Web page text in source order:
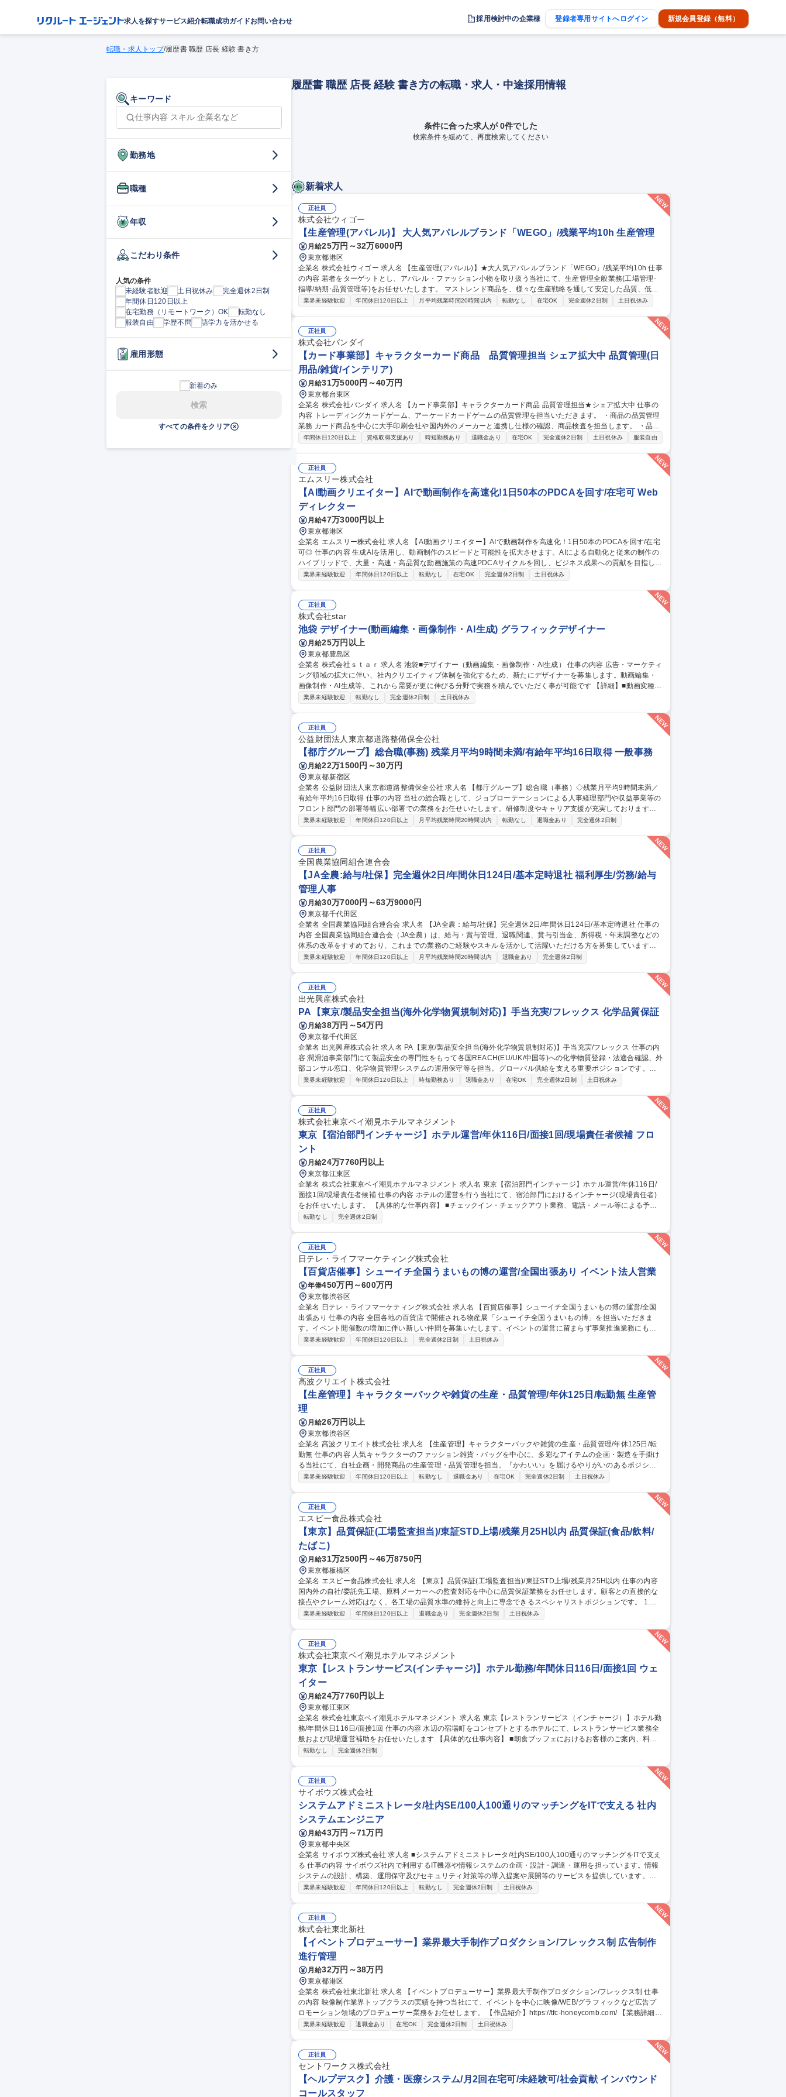
求人を探すサービス紹介転職成功ガイドお問い合わせ 採用検討中の企業様 登録者専用サイトへログイン 新規会員登録（無料）
転職・求人トップ/履歴書 職歴 店長 経験 書き方
キーワード
勤務地
職種
年収
こだわり条件
人気の条件
未経験者歓迎
土日祝休み
完全週休2日制
年間休日120日以上
在宅勤務（リモートワーク）OK
転勤なし
服装自由
学歴不問 語学力を活かせる
雇用形態
新着のみ
検索
すべての条件をクリア
履歴書 職歴 店長 経験 書き方の転職・求人・中途採用情報
条件に合った求人が 0件でした
検索条件を緩めて、再度検索してください
新着求人
正社員
株式会社ウィゴー
【生産管理(アパレル)】 大人気アパレルブランド「WEGO」/残業平均10h 生産管理
月給25万円～32万6000円
東京都港区
企業名 株式会社ウィゴー 求人名 【生産管理(アパレル)】★大人気アパレルブランド「WEGO」/残業平均10h 仕事
の内容 若者をターゲットとし、アパレル・ファッション小物を取り扱う当社にて、生産管理全般業務(工場管理･
指導/納期･品質管理等)をお任せいたします。 マストレンド商品を、様々な生産戦略を通して安定した品質、低コ
ストで供給出来る生産体制を構築する事が当ポジションのミッションとなります。工場管理は本社にて電話やWE
ド「WEGO」/残業平均10h
業界未経験歓迎 年間休日120日以上 月平均残業時間20時間以内 転勤なし 在宅OK 完全週休2日制 土日祝休み
正社員
株式会社バンダイ
【カード事業部】キャラクターカード商品 品質管理担当 シェア拡大中 品質管理(日
用品/雑貨/インテリア)
月給31万5000円～40万円
東京都台東区
企業名 株式会社バンダイ 求人名 【カード事業部】キャラクターカード商品 品質管理担当★シェア拡大中 仕事の
内容 トレーディングカードゲーム、アーケードカードゲームの品質管理を担当いただきます。 ・商品の品質管理
業務 カード商品を中心に大手印刷会社や国内外のメーカーと連携し仕様の確認、商品検査を担当します。 ・品質
向上、持続性向上に向けた各種取組み 募集職種 【カード事業部】キャラクターカード商品 品質管理担当★シェア
年間休日120日以上 資格取得支援あり 時短勤務あり 退職金あり 在宅OK 完全週休2日制 土日祝休み 服装自由
正社員
エムスリー株式会社
【AI動画クリエイター】AIで動画制作を高速化!1日50本のPDCAを回す/在宅可 Web
ディレクター
月給47万3000円以上
東京都港区
企業名 エムスリー株式会社 求人名 【AI動画クリエイター】AIで動画制作を高速化！1日50本のPDCAを回す/在宅
可◎ 仕事の内容 生成AIを活用し、動画制作のスピードと可能性を拡大させます。AIによる自動化と従来の制作の
ハイブリッドで、大量・高速・高品質な動画施策の高速PDCAサイクルを回し、ビジネス成果への貢献を目指しま
す。 AIエージェントに定型作業を任せ、「何を・なぜ作るか」の判断と企画に集中する新しい制作スタイルを担
た動画コンテンツ企画・制作・効果検証 ■AIによるシナリオ・クリップ・音声・字幕の生成や制作管理 ※1日50本
規模の体制を構築し、仮説検証と改善を行います。 募集職種 【AI動画クリエイター】AIで動画制作を高速化！1
日50本のPDCAを回す/在宅可◎
業界未経験歓迎 年間休日120日以上 転勤なし 在宅OK 完全週休2日制 土日祝休み
正社員
株式会社star
池袋 デザイナー(動画編集・画像制作・AI生成) グラフィックデザイナー
月給25万円以上
東京都豊島区
企業名 株式会社ｓｔａｒ 求人名 池袋■デザイナー（動画編集・画像制作・AI生成） 仕事の内容 広告・マーケティ
ング領域の拡大に伴い、社内クリエイティブ体制を強化するため、新たにデザイナーを募集します。動画編集・
画像制作・AI生成等、これから需要が更に伸びる分野で実務を積んでいただく事が可能です 【詳細】■動画変種：
広告動画の編集（SNS・Web広告向け）、カット編集・テロップ挿入・構成調整、納品フォーマットへの書き出
ビジュアル制作、プロンプト設計、生成素材の調整・ブラッシュアップ [業務内容の変更の範囲：当社業務全般]
募集職種 池袋■デザイナー（動画編集・画像制作・AI生成）
業界未経験歓迎 転勤なし 完全週休2日制 土日祝休み
正社員
公益財団法人東京都道路整備保全公社
【都庁グループ】総合職(事務) 残業月平均9時間未満/有給年平均16日取得 一般事務
月給22万1500円～30万円
東京都新宿区
企業名 公益財団法人東京都道路整備保全公社 求人名 【都庁グループ】総合職（事務）◇残業月平均9時間未満／
有給年平均16日取得 仕事の内容 当社の総合職として、ジョブローテーションによる人事経理部門や収益事業等の
フロント部門の部署等幅広い部署での業務をお任せいたします。研修制度やキャリア支援が充実しております！
※下記業務詳細 【業務詳細】■管理部門：広報、人事、経理など当公社の運営に係る管理業務 ■収益部門：駐車場
幹線道路や木造住宅密集地域の特定整備路線の用地取得、道路に関する普及啓発事業、都内の道路施設や道路工
事現場の見学ツアー事業 ※入社後は上記いずれかの部門へ配属。※業務内容変更の範囲：会社の定める業務 募集
職種 【都庁グループ】総合職（事務）◇残業月平均9時間未満／有給年平均16日取得
業界未経験歓迎 年間休日120日以上 月平均残業時間20時間以内 転勤なし 退職金あり 完全週休2日制
正社員
全国農業協同組合連合会
【JA全農:給与/社保】完全週休2日/年間休日124日/基本定時退社 福利厚生/労務/給与
管理人事
月給30万7000円～63万9000円
東京都千代田区
企業名 全国農業協同組合連合会 求人名 【JA全農：給与/社保】完全週休2日/年間休日124日/基本定時退社 仕事の
内容 全国農業協同組合連合会（JA全農）は、給与・賞与管理、退職関連、賞与引当金、所得税・年末調整などの
体系の改革をすすめており、これまでの業務のご経験やスキルを活かして活躍いただける方を募集しています。
ご経験・適性・希望をもとに、以下の中から担当いただく業務を決定します。 ■給与・賞与管理業務■所得税対
年間休日124日/基本定時退社
業界未経験歓迎 年間休日120日以上 月平均残業時間20時間以内 退職金あり 完全週休2日制
正社員
出光興産株式会社
PA【東京/製品安全担当(海外化学物質規制対応)】手当充実/フレックス 化学品質保証
月給38万円～54万円
東京都千代田区
企業名 出光興産株式会社 求人名 PA【東京/製品安全担当(海外化学物質規制対応)】手当充実/フレックス 仕事の内
容 潤滑油事業部門にて製品安全の専門性をもって各国REACH(EU/UK/中国等)への化学物質登録・法適合確認、外
部コンサル窓口、化学物質管理システムの運用保守等を担当。グローバル供給を支える重要ポジションです。
【業務詳細】■各国REACH(EU, UK, トルコ, 中国, 韓国, 台湾)への化学物質登録等の対■各国輸入実績数量の集計
リア】部門内に研究・製造・販売・サプライチェーンを擁し、将来的には専門職の極みだけでなく海外拠点や他
部門のマネジャーなど柔軟なキャリア形成が可能です。 募集職種 PA【東京/製品安全担当(海外化学物質規制対
応)】手当充実/フレックス
業界未経験歓迎 年間休日120日以上 時短勤務あり 退職金あり 在宅OK 完全週休2日制 土日祝休み
正社員
株式会社東京ベイ潮見ホテルマネジメント
東京【宿泊部門インチャージ】ホテル運営/年休116日/面接1回/現場責任者候補 フロ
ント
月給24万7760円以上
東京都江東区
企業名 株式会社東京ベイ潮見ホテルマネジメント 求人名 東京【宿泊部門インチャージ】ホテル運営/年休116日/
面接1回/現場責任者候補 仕事の内容 ホテルの運営を行う当社にて、宿泊部門におけるインチャージ(現場責任者)
をお任せいたします。 【具体的な仕事内容】 ■チェックイン・チェックアウト業務、電話・メール等による予約
対応 ■館内案内、客室対応などのフロントサービス全般、ゲスト対応業務 ■スタッフへの指示・育成、オペレーシ
転勤なし 完全週休2日制
正社員
日テレ・ライフマーケティング株式会社
【百貨店催事】シューイチ全国うまいもの博の運営/全国出張あり イベント法人営業
年俸450万円～600万円
東京都渋谷区
企業名 日テレ・ライフマーケティング株式会社 求人名 【百貨店催事】シューイチ全国うまいもの博の運営/全国
出張あり 仕事の内容 全国各地の百貨店で開催される物産展「シューイチ全国うまいもの博」を担当いただきま
す。イベント開催数の増加に伴い新しい仲間を募集いたします。イベントの運営に留まらず事業推進業務にも携
わっていただきます ■「シューイチ全国うまいもの博」の運営 ※メイン業務 1.イベントへの出店社誘致および管
シューイチ全国うまいもの博の運営/全国出張あり
業界未経験歓迎 年間休日120日以上 完全週休2日制 土日祝休み
正社員
高波クリエイト株式会社
【生産管理】キャラクターバックや雑貨の生産・品質管理/年休125日/転勤無 生産管
理
月給26万円以上
東京都渋谷区
企業名 高波クリエイト株式会社 求人名 【生産管理】キャラクターバックや雑貨の生産・品質管理/年休125日/転
勤無 仕事の内容 人気キャラクターのファッション雑貨・バッグを中心に、多彩なアイテムの企画・製造を手掛け
る当社にて、自社企画・開発商品の生産管理・品質管理を担当。『かわいい』を届けるやりがいのあるポジショ
ンです。 有名ブランドやキャラクターライセンスを活用した商品の企画・開発・販売を行っています。企画段階
産スケジュールの組立て、工場へ見積依頼・価格交渉、サンプルの品質確認や検査の手配、ライセンス元様との
やり取り、輸入関連の書類の管理、国内倉庫での品質チェック、工場開拓などがございます。 募集職種 【生産管
理】キャラクターバックや雑貨の生産・品質管理/年休125日/転勤無
業界未経験歓迎 年間休日120日以上 転勤なし 退職金あり 在宅OK 完全週休2日制 土日祝休み
正社員
エスビー食品株式会社
【東京】品質保証(工場監査担当)/東証STD上場/残業月25H以内 品質保証(食品/飲料/
たばこ)
月給31万2500円～46万8750円
東京都板橋区
企業名 エスビー食品株式会社 求人名 【東京】品質保証(工場監査担当)/東証STD上場/残業月25H以内 仕事の内容
国内外の自社/委託先工場、原料メーカーへの監査対応を中心に品質保証業務をお任せします。顧客との直接的な
接点やクレーム対応はなく、各工場の品質水準の維持と向上に専念できるスペシャリストポジションです。 1.工
場監査:FSSC22000等の基準に則り月2-3回程度の国内出張と年1-2回の海外出張を通じ製造現場の監査や改善指導
ータ分析と対策立案。4.文書管理:品質基準書等の改定。現場と協調しながら課題を解決しブランドの根幹である
食の安全を上流工程から支えるやりがいがあります。 募集職種 【東京】品質保証(工場監査担当)/東証STD上場/残
業月25H以内
業界未経験歓迎 年間休日120日以上 退職金あり 完全週休2日制 土日祝休み
正社員
株式会社東京ベイ潮見ホテルマネジメント
東京【レストランサービス(インチャージ)】ホテル勤務/年間休日116日/面接1回 ウェ
イター
月給24万7760円以上
東京都江東区
企業名 株式会社東京ベイ潮見ホテルマネジメント 求人名 東京【レストランサービス（インチャージ）】ホテル勤
務/年間休日116日/面接1回 仕事の内容 水辺の宿場町をコンセプトとするホテルにて、レストランサービス業務全
般および現場運営補助をお任せいたします 【具体的な仕事内容】 ■朝食ブッフェにおけるお客様のご案内、料理
補充、テーブルリセット ■アフタヌーンティー、ディナー（アラカルト・コース）の接客対応 ■料理・飲み物の配
（インチャージ）】ホテル勤務/年間休日116日/面接1回
転勤なし 完全週休2日制
正社員
サイボウズ株式会社
システムアドミニストレータ/社内SE/100人100通りのマッチングをITで支える 社内
システムエンジニア
月給43万円～71万円
東京都中央区
企業名 サイボウズ株式会社 求人名 ■システムアドミニストレータ/社内SE/100人100通りのマッチングをITで支え
る 仕事の内容 サイボウズ社内で利用するIT機器や情報システムの企画・設計・調達・運用を担っています。情報
システムの設計、構築、運用保守及びセキュリティ対策等の導入提案や展開等のサービスを提供しています。
【業務内容】■サイボウズの働き方を支えるITシステムの設計/構築/運用保守■社内用IaaS/SaaS/Idpの設計/構築/運
※当社の企業理念を実現するための社内環境づくり、つまり「チームワークあふれる“会社”を創る」ために「いつ
でも、どこでも、誰とでも、最高の仕事ができるITを提供する」をミッションとしています 募集職種 ■システムア
ドミニストレータ/社内SE/100人100通りのマッチングをITで支える
業界未経験歓迎 年間休日120日以上 転勤なし 完全週休2日制 土日祝休み
正社員
株式会社東北新社
【イベントプロデューサー】業界最大手制作プロダクション/フレックス制 広告制作
進行管理
月給32万円～38万円
東京都港区
企業名 株式会社東北新社 求人名 【イベントプロデューサー】業界最大手制作プロダクション/フレックス制 仕事
の内容 映像制作業界トップクラスの実績を持つ当社にて、イベントを中心に映像/WEB/グラフィックなど広告プ
ロモーション領域のプロデューサー業務をお任せします。 【作品紹介】https://tfc-honeycomb.com/ 【業務詳細】
企業の販売促進やさらなる認知拡大、ブランディングの強化などのために展開される施策について、クライアン
多くのお客様より信頼と期待をいただいており、大規模な案件に携わる機会が多々あります。施策の企画～実施
まで裁量を持ってご自身の影響力を発揮いただけるポジションです。 募集職種 【イベントプロデューサー】業界
最大手制作プロダクション/フレックス制
業界未経験歓迎 退職金あり 在宅OK 完全週休2日制 土日祝休み
正社員
セントワークス株式会社
【ヘルプデスク】介護・医療システム/月2回在宅可/未経験可/社会貢献 インバウンド
コールスタッフ